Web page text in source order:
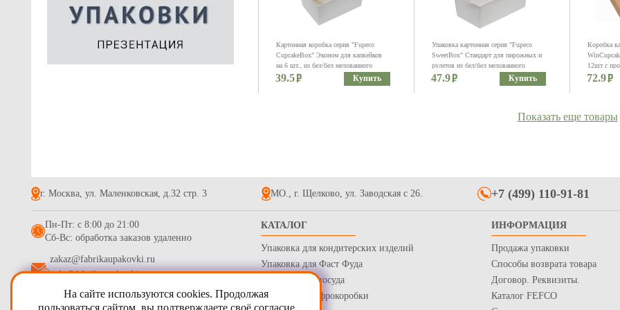
Картонная коробка серия "Fupeco
CupcakeBox" Эконом для капкейков
на 6 шт., из бел/бел мелованного
картона. Размер 250*160*110 мм.
39.5 Купить
Упаковка картонная серия "Fupeco
SweetBox" Стандарт для пирожных и
рулетов из бел/бел мелованного
картона. Размер 330*160*110 мм.
47.9 Купить
Коробка
12шт с
крафт
72.9
из крафт картона с окном и
серия "Fupeco WinSweetBox"
Стандарт бур/бел
13.6 Купить
окном 280*185*75мм серия "Fupeco
Купить
Показать еще товары
г. Москва, ул. Маленковская, д.32 стр. 3 МО., г. Щелково, ул. Заводская с 26. +7 (499) 110-91-81
Пн-Пт: с 8:00 до 21:00
Сб-Вс: обработка заказов удаленно
zakaz@fabrikaupakovki.ru
info@fabrikaupakovki.ru
2009 - 2026ПТП Фабрика Упаковки
КАТАЛОГ
Упаковка для кондитерских изделий
Упаковка для Фаст Фуда
Одноразовая посуда
Гофротара, Гофрокоробки
ИНФОРМАЦИЯ
Продажа упаковки
Способы возврата товара
Договор. Реквизиты.
Каталог FEFCO
На сайте используются cookies. Продолжая
пользоваться сайтом, вы подтверждаете своё согласие